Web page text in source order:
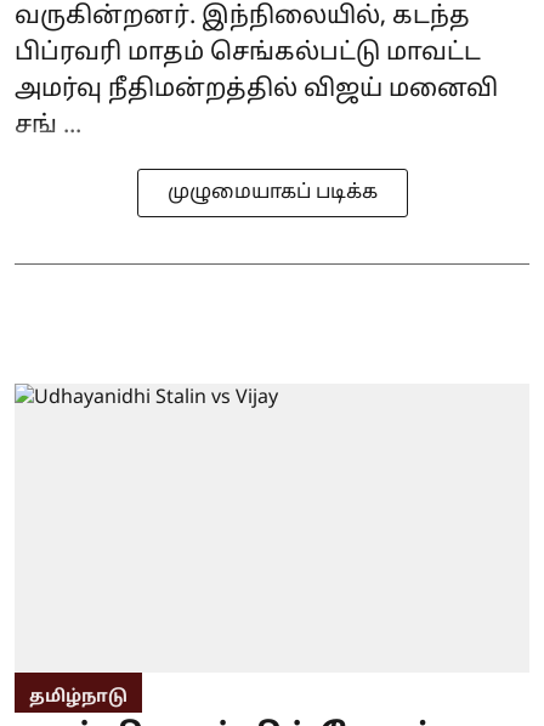
வருகின்றனர். இந்நிலையில், கடந்த
பிப்ரவரி மாதம் செங்கல்பட்டு மாவட்ட
அமர்வு நீதிமன்றத்தில் விஜய் மனைவி
சங் ...
முழுமையாகப் படிக்க
தமிழ்நாடு